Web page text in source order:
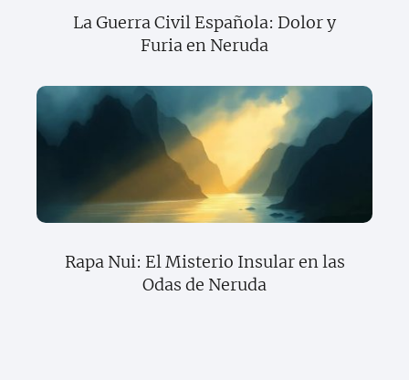
La Guerra Civil Española: Dolor y
Furia en Neruda
Rapa Nui: El Misterio Insular en las
Odas de Neruda